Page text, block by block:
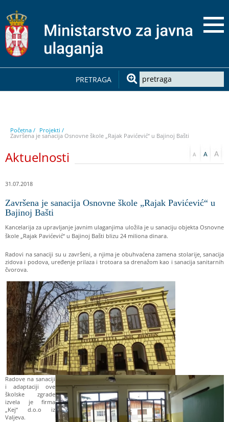
PRETRAGA
Početna / Projekti /
Završena je sanacija Osnovne škole „Rajak Pavićević“ u Bajinoj Bašti
Aktuelnosti
31.07.2018
Završena je sanacija Osnovne škole „Rajak Pavićević“ u
Bajinoj Bašti
Kancelarija za upravljanje javnim ulaganjima uložila je u sanaciju objekta Osnovne
škole „Rajak Pavićević“ u Bajinoj Bašti blizu 24 miliona dinara.
Radovi na sanaciji su u završeni, a njima je obuhvaćena zamena stolarije, sanacija
zidova i podova, uređenje prilaza i trotoara sa drenažom kao i sanacija sanitarnih
čvorova.
Radove na sanaciji
i adaptaciji ove
školske zgrade
izvela je firma
„Kej“ d.o.o iz
Valjeva.